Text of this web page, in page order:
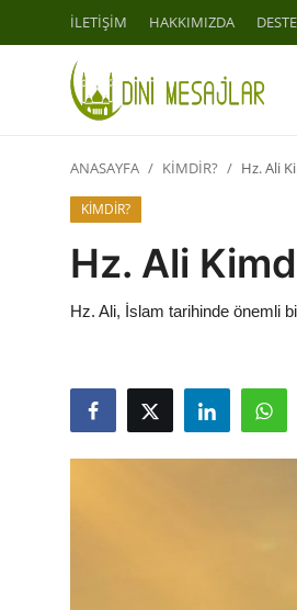
İLETİŞİM HAKKIMIZDA
Giriş
SURELER
NAMAZ
ANASAYFA KİMDİR? Hz. Ali
KİMDİR?
Hz. Ali
Hz. Ali, İslam tarihinde önemli